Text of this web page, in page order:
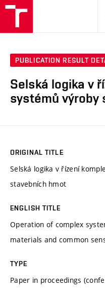
PUBLICATION RESULT
Selská logika v
systémů výroby
ORIGINAL TITLE
Selská logika v řízení
stavebních hmot
ENGLISH TITLE
Operation of complex
materials and common
TYPE
Paper in proceedings